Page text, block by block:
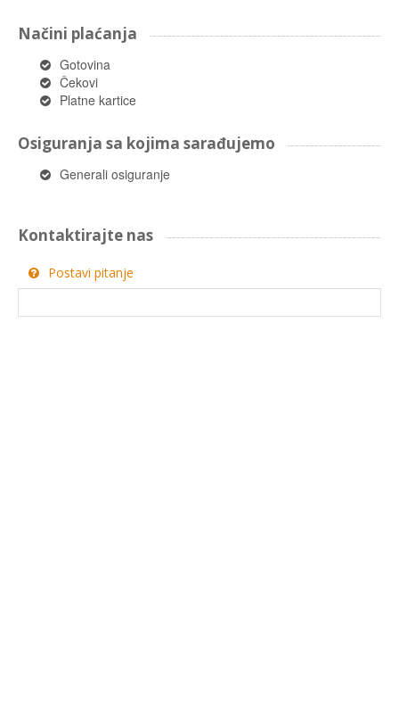
Načini plaćanja
Gotovina
Čekovi
Platne kartice
Osiguranja sa kojima sarađujemo
Generali osiguranje
Kontaktirajte nas
Postavi pitanje